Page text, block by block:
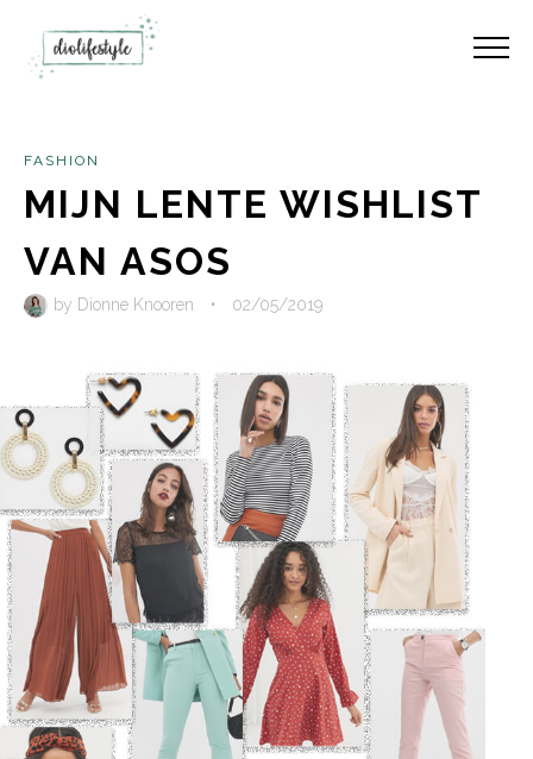
FASHION
MIJN LENTE WISHLIST
VAN ASOS
by Dionne Knooren • 02/05/2019